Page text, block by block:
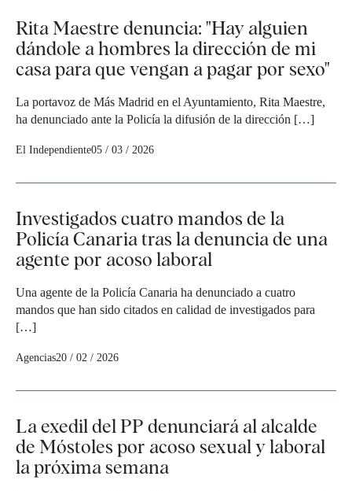
Rita Maestre denuncia: "Hay alguien
dándole a hombres la dirección de mi
casa para que vengan a pagar por sexo"
La portavoz de Más Madrid en el Ayuntamiento, Rita Maestre,
ha denunciado ante la Policía la difusión de la dirección […]
El Independiente05 / 03 / 2026
Investigados cuatro mandos de la
Policía Canaria tras la denuncia de una
agente por acoso laboral
Una agente de la Policía Canaria ha denunciado a cuatro
mandos que han sido citados en calidad de investigados para
[…]
Agencias20 / 02 / 2026
La exedil del PP denunciará al alcalde
de Móstoles por acoso sexual y laboral
la próxima semana